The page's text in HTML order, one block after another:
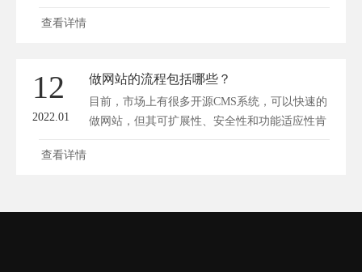
重要性...
查看详情
12
2022.01
做网站的流程包括哪些？
目前，市场上有很多开源CMS系统，可以快速的
做网站，但其可扩展性、安全性和功能适应性肯
定...
查看详情